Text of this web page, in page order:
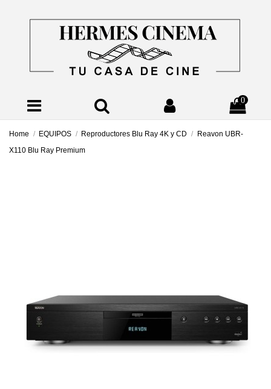
0
Home EQUIPOS Reproductores Blu Ray 4K y CD
Reavon UBR-
X110 Blu Ray Premium